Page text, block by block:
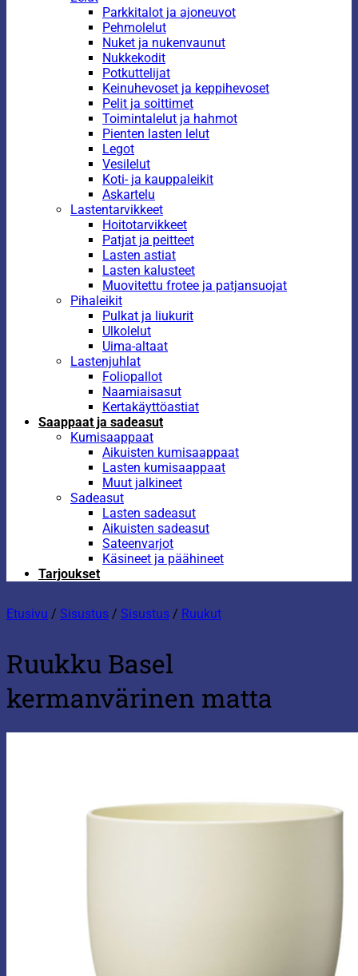
Parkkitalot ja ajoneuvot
Pehmolelut
Nuket ja nukenvaunut
Nukkekodit
Potkuttelijat
Keinuhevoset ja keppihevoset
Pelit ja soittimet
Toimintalelut ja hahmot
Pienten lasten lelut
Legot
Vesilelut
Koti- ja kauppaleikit
Askartelu
Lastentarvikkeet
Hoitotarvikkeet
Patjat ja peitteet
Lasten astiat
Lasten kalusteet
Muovitettu frotee ja patjansuojat
Pihaleikit
Pulkat ja liukurit
Ulkolelut
Uima-altaat
Lastenjuhlat
Foliopallot
Naamiaisasut
Kertakäyttöastiat
Saappaat ja sadeasut
Kumisaappaat
Aikuisten kumisaappaat
Lasten kumisaappaat
Muut jalkineet
Sadeasut
Lasten sadeasut
Aikuisten sadeasut
Sateenvarjot
Käsineet ja päähineet
Tarjoukset
Etusivu / Sisustus / Sisustus / Ruukut
Ruukku Basel
kermanvärinen matta